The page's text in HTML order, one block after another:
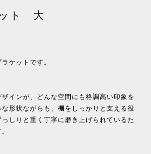
ト 大
ケットです。
インが、どんな空間にも格調高い印象を
形状ながらも、棚をしっかりと支える役
しりと重く丁寧に磨き上げられているた